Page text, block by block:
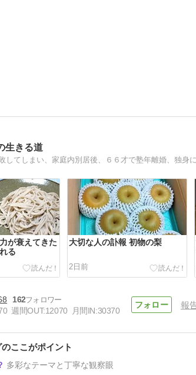
生きる道
してしまい、家庭内別居後、６６才で塾年離婚、独身
が衰えてきた
る
大切な人の訃報 初物の梨
2日前
のボケ防止
162
週間OUT:12070 月間IN:30370
報
ここがポイント
多彩なテーマと丁寧な観察眼